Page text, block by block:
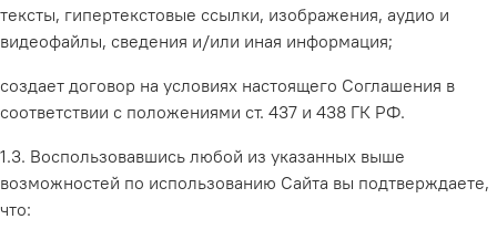
тексты, гипертекстовые ссылки, изображения, аудио и
видеофайлы, сведения и/или иная информация;
создает договор на условиях настоящего Соглашения в
соответствии с положениями ст. 437 и 438 ГК РФ.
1.3. Воспользовавшись любой из указанных выше
возможностей по использованию Сайта вы подтверждаете,
что: